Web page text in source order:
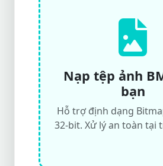
Nạp tệp ảnh
bạn
Hỗ trợ định dạng
32-bit. Xử lý an toàn tại